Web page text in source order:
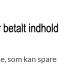
som kan spare